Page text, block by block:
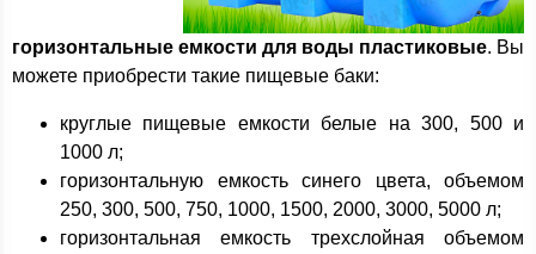
горизонтальные емкости для воды пластиковые. Вы
можете приобрести такие пищевые баки:
круглые пищевые емкости белые на 300, 500 и
1000 л;
горизонтальную емкость синего цвета, объемом
250, 300, 500, 750, 1000, 1500, 2000, 3000, 5000 л;
горизонтальная емкость трехслойная объемом